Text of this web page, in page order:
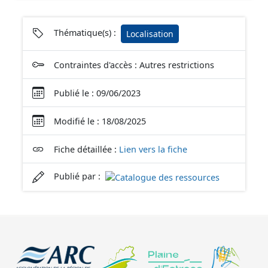
Thématique(s) : Localisation
Contraintes d'accès : Autres restrictions
Publié le : 09/06/2023
Modifié le : 18/08/2025
Fiche détaillée : Lien vers la fiche
Publié par :